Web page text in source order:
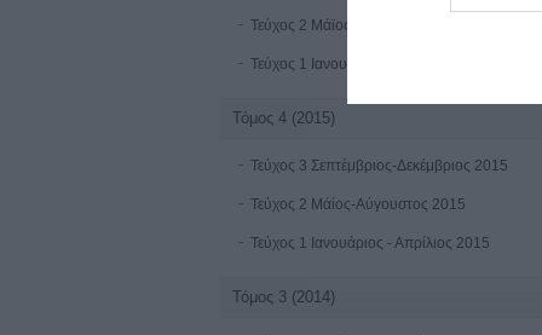
Τεύχος 2 Μάϊος-Αύγουστος 2016
Τεύχος 1 Ιανουαρίου-Απριλίου 2016
Τόμος 4 (2015)
Τεύχος 3 Σεπτέμβριος-Δεκέμβριος 2015
Τεύχος 2 Μάίος-Αύγουστος 2015
Τεύχος 1 Ιανουάριος - Απρίλιος 2015
Τόμος 3 (2014)